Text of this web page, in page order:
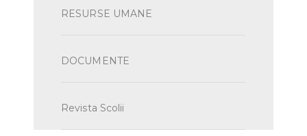
RESURSE UMANE
DOCUMENTE
Revista Scolii